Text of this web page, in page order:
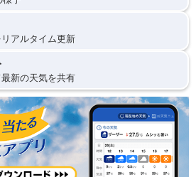
アルタイム更新
新の天気を共有